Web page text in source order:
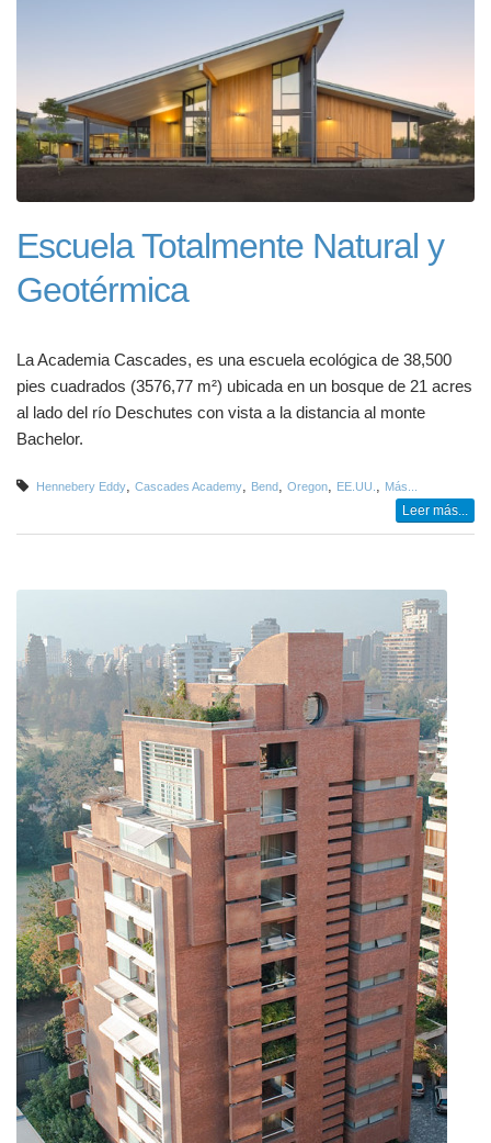
Escuela Totalmente Natural y
Geotérmica
La Academia Cascades, es una escuela ecológica de 38,500
pies cuadrados (3576,77 m²) ubicada en un bosque de 21 acres
al lado del río Deschutes con vista a la distancia al monte
Bachelor.
Hennebery Eddy, Cascades Academy, Bend, Oregon, EE.UU., Más...
Leer más...